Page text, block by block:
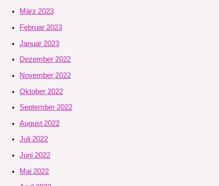
März 2023
Februar 2023
Januar 2023
Dezember 2022
November 2022
Oktober 2022
September 2022
August 2022
Juli 2022
Juni 2022
Mai 2022